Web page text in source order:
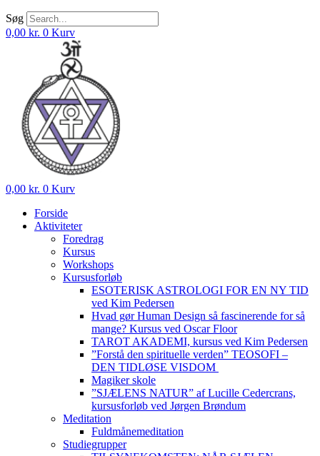
Søg
0,00 kr. 0 Kurv
0,00 kr. 0 Kurv
Forside
Aktiviteter
Foredrag
Kursus
Workshops
Kursusforløb
ESOTERISK ASTROLOGI FOR EN NY TID
ved Kim Pedersen
Hvad gør Human Design så fascinerende for så
mange? Kursus ved Oscar Floor
TAROT AKADEMI, kursus ved Kim Pedersen
”Forstå den spirituelle verden” TEOSOFI –
DEN TIDLØSE VISDOM
Magiker skole
”SJÆLENS NATUR” af Lucille Cedercrans,
kursusforløb ved Jørgen Brøndum
Meditation
Fuldmånemeditation
Studiegrupper